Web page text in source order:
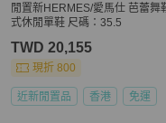
閒置新HERMES/愛馬仕 芭蕾舞
式休閒單鞋 尺碼：35.5
TWD 20,155
現折 800
近新閒置品 香港 免運